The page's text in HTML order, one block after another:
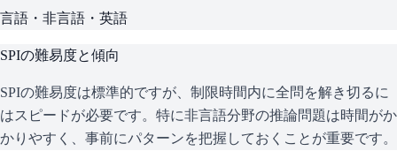
言語・非言語・英語
SPIの難易度と傾向
SPIの難易度は標準的ですが、制限時間内に全問を解き切るに
はスピードが必要です。特に非言語分野の推論問題は時間がか
かりやすく、事前にパターンを把握しておくことが重要です。